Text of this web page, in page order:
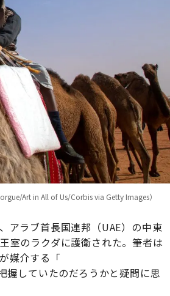
Art in All of Us/Corbis via Getty Images）
アラブ首長国連邦（UAE）の中東
室のラクダに護衛された。筆者は
媒介する「
握していたのだろうかと疑問に思